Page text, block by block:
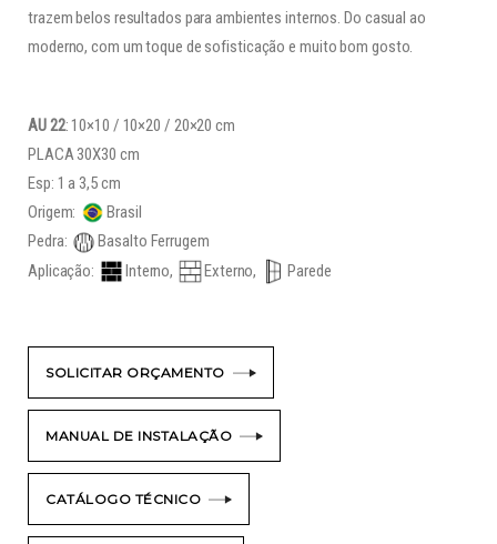
trazem belos resultados para ambientes internos. Do casual ao
moderno, com um toque de sofisticação e muito bom gosto.
AU 22: 10×10 / 10×20 / 20×20 cm
PLACA 30X30 cm
Esp: 1 a 3,5 cm
Origem:
Brasil
Pedra:
Basalto Ferrugem
Aplicação:
Interno, Externo, Parede
SOLICITAR ORÇAMENTO
MANUAL DE INSTALAÇÃO
CATÁLOGO TÉCNICO